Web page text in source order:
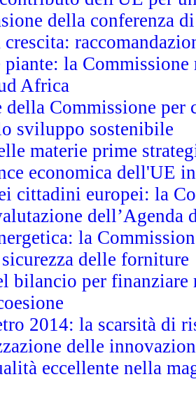
della conferenza
crescita:
piante: la
Africa
della Commissione
sviluppo sostenibile
materie prime
economica dell'UE
cittadini europei: la
la
delle forniture
bilancio per finanziare
2014: la scarsità di
delle
eccellente nella